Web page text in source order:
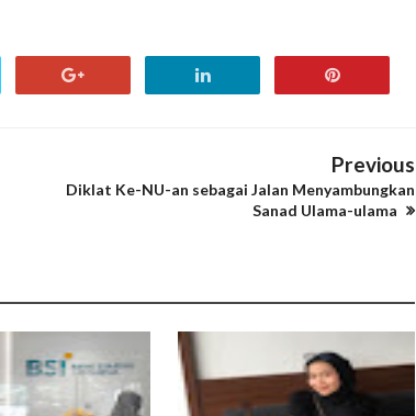
Previous
Diklat Ke-NU-an sebagai Jalan Menyambungkan
Sanad Ulama-ulama